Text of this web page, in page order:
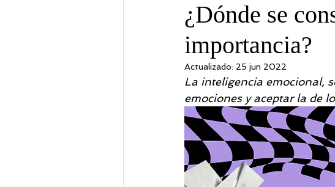
PSICOLOGIA COGNITIVO CONDUCTUAL
¿Dónde se
importancia?
Actualizado: 25 jun 2022
La inteligencia emocional,
emociones y aceptar la de